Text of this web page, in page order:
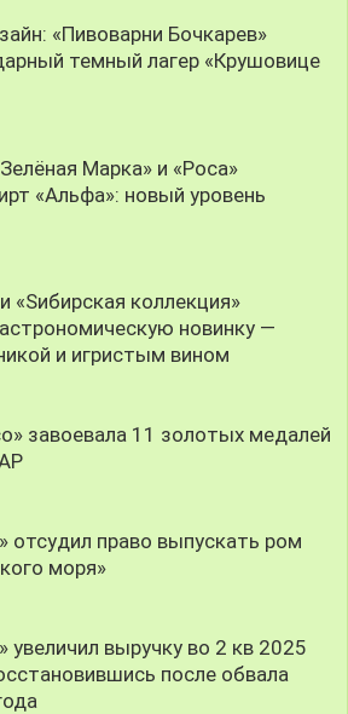
«Пивоварни Бочкарев»
темный лагер «Крушовице
Марка» и «Роса»
«Альфа»: новый уровень
«Sибирская коллекция»
новинку —
и игристым вином
завоевала 11 золотых медалей
отсудил право выпускать ром
моря»
увеличил выручку во 2 кв 2025
после обвала